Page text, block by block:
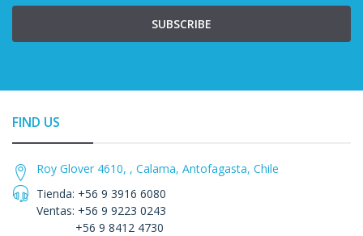
SUBSCRIBE
FIND US
Roy Glover 4610, , Calama, Antofagasta, Chile
Tienda: +56 9 3916 6080
Ventas: +56 9 9223 0243
+56 9 8412 4730